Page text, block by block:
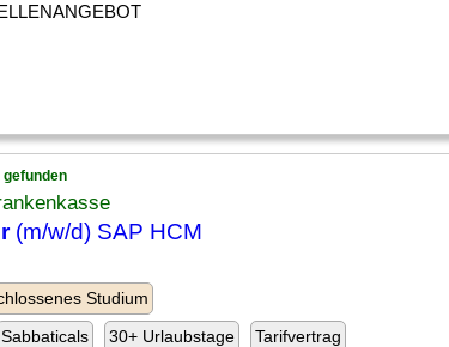
gefunden
(m/w/d) SAP HCM
Studium
Sabbaticals 30+ Urlaubstage
Tarifvertrag